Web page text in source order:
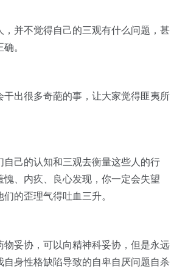
，并不觉得自己的三观有什么问题，甚
。
干出很多奇葩的事，让大家觉得匪夷所
自己的认知和三观去衡量这些人的行
愧、内疚、良心发现，你一定会失望
的歪理气得吐血三升。
物妥协，可以向精神科妥协，但是永远
自身性格缺陷导致的自卑自厌问题自杀